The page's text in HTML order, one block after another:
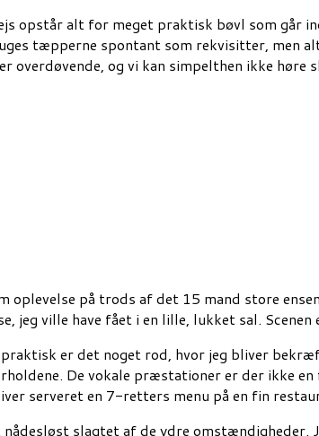
opstår alt for meget praktisk bøvl som går
tæpperne spontant som rekvisitter, men
og vi kan simpelthen ikke høre
på trods af det 15 mand store
jeg ville have fået i en lille, lukket sal.
er det noget rod, hvor jeg bliver
De vokale præstationer er der ikke
serveret en 7-retters menu på en fin
slagtet af de ydre